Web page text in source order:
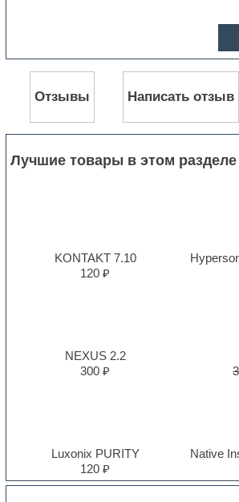
Отзывы Написать отзыв
Лучшие товары в этом разделе
KONTAKT 7.10
120 ₽
NEXUS 2.2
300 ₽
Luxonix PURITY
120 ₽
Native